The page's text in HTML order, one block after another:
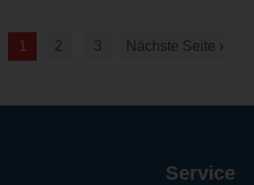
1 2 3 Nächste Seite ›
Service